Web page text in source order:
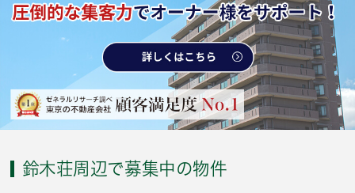
鈴木荘周辺で募集中の物件